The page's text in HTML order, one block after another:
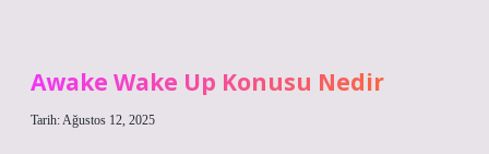
Awake Wake Up Konusu Nedir
Tarih: Ağustos 12, 2025